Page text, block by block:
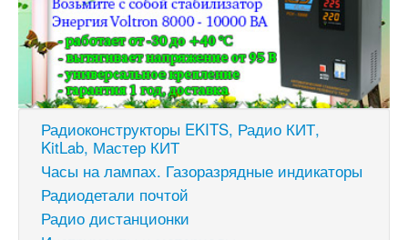
Радиоконструкторы EKITS, Радио КИТ,
KitLab, Мастер КИТ
Часы на лампах. Газоразрядные индикаторы
Радиодетали почтой
Радио дистанционки